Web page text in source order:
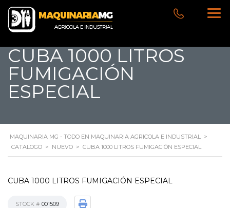
CUBA 1000 LITROS
FUMIGACIÓN
ESPECIAL
MAQUINARIA MG - TODO EN MAQUINARIA AGRICOLA E INDUSTRIAL >
CATALOGO > NUEVO > CUBA 1000 LITROS FUMIGACIÓN ESPECIAL
CUBA 1000 LITROS FUMIGACIÓN ESPECIAL
STOCK # 001509